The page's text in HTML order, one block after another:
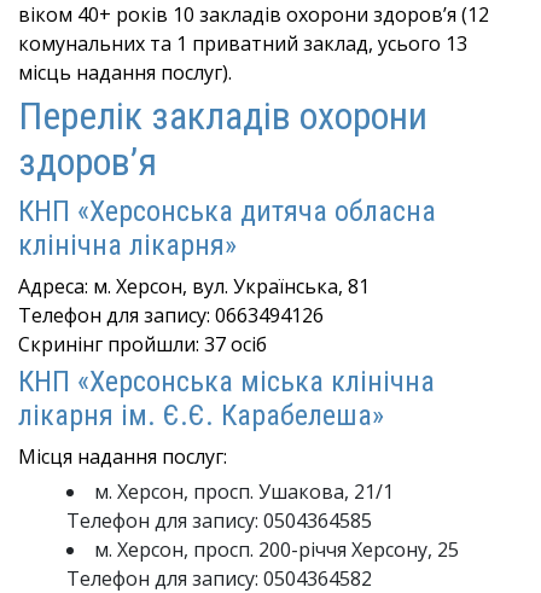
віком 40+ років 10 закладів охорони здоров’я (12
комунальних та 1 приватний заклад, усього 13
місць надання послуг).
Перелік закладів охорони
здоров’я
КНП «Херсонська дитяча обласна
клінічна лікарня»
Адреса: м. Херсон, вул. Українська, 81
Телефон для запису: 0663494126
Скринінг пройшли: 37 осіб
КНП «Херсонська міська клінічна
лікарня ім. Є.Є. Карабелеша»
Місця надання послуг:
м. Херсон, просп. Ушакова, 21/1
Телефон для запису: 0504364585
м. Херсон, просп. 200-річчя Херсону, 25
Телефон для запису: 0504364582